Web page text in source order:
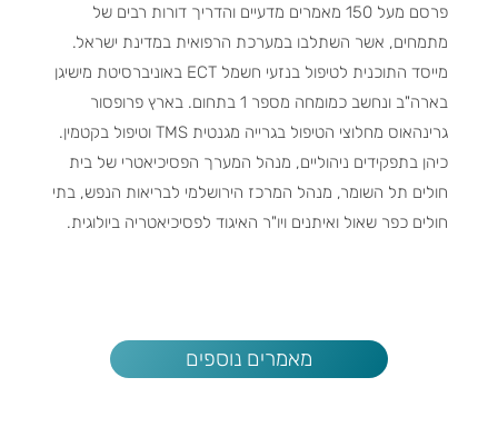
פרסם מעל 150 מאמרים מדעיים והדריך דורות רבים של
מתמחים, אשר השתלבו במערכת הרפואית במדינת ישראל.
מייסד התוכנית לטיפול בנזעי חשמל ECT באוניברסיטת מישיגן
בארה"ב ונחשב כמומחה מספר 1 בתחום. בארץ פרופסור
גרינהאוס מחלוצי הטיפול בגרייה מגנטית TMS וטיפול בקטמין.
כיהן בתפקידים ניהוליים, מנהל המערך הפסיכיאטרי של בית
חולים תל השומר, מנהל המרכז הירושלמי לבריאות הנפש, בתי
חולים כפר שאול ואיתנים ויו"ר האיגוד לפסיכיאטריה ביולוגית.
מאמרים נוספים